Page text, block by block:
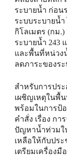
ระบายน้ำ ก่อน
ระบบระบายน้
กิโลเมตร (กม
ระบายน้ำ 243
และพื้นที่หน่วงน้
ลดภาระของร
สำหรับการปร
เผชิญเหตุในพื้
พร้อมในการป้
คำสั่ง เรื่อง ก
ปัญหาน้ำท่วมใ
เหลือให้กับปร
เตรียมเครื่อง